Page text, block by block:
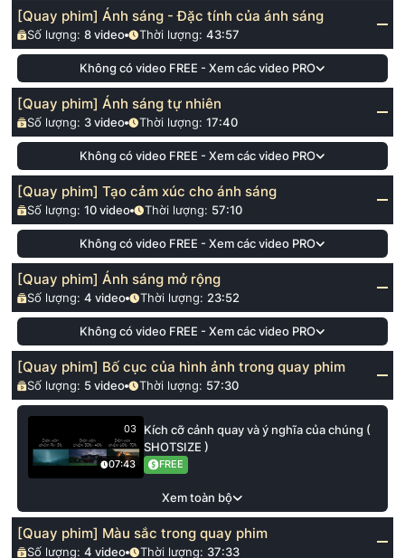
[Quay phim] Ánh sáng - Đặc tính của ánh sáng
Số lượng:8 video Thời lượng: 43:57
Không có video FREE - Xem các video PRO
[Quay phim] Ánh sáng tự nhiên
Số lượng: 3 video Thời lượng: 17:40
Không có video FREE - Xem các video PRO
[Quay phim] Tạo cảm xúc cho ánh sáng
Số lượng:10 video Thời lượng: 57:10
Không có video FREE - Xem các video PRO
[Quay phim] Ánh sáng mở rộng
Số lượng:4 video Thời lượng: 23:52
Không có video FREE - Xem các video PRO
[Quay phim] Bố cục của hình ảnh trong quay phim
Số lượng: 5 video Thời lượng: 57:30
03
07:43
Kích cỡ cảnh quay và ý nghĩa của chúng (
SHOTSIZE )
FREE
Xem toàn bộ
[Quay phim] Màu sắc trong quay phim
Số lượng:4 video Thời lượng: 37:33